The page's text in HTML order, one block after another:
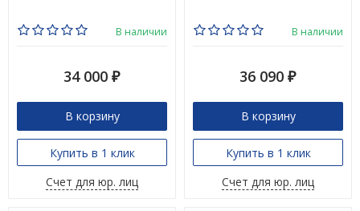
В наличии
34 000 ₽
В корзину
Купить в 1 клик
Счет для юр. лиц
В наличии
36 090 ₽
В корзину
Купить в 1 клик
Счет для юр. лиц